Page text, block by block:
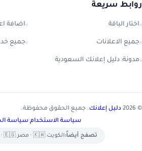
روابط سريعة
اختار الباقة اضافة
جميع الاعلانات جميع
مدونة: دليل إعلانك السعودية
© 2026 دليل إعلانك. جميع الحقوق محفوظة.
سياسة الاستخدام سياسة
تصفح أيضاً:الكويت 🇰🇼 • مصر 🇪🇬 •